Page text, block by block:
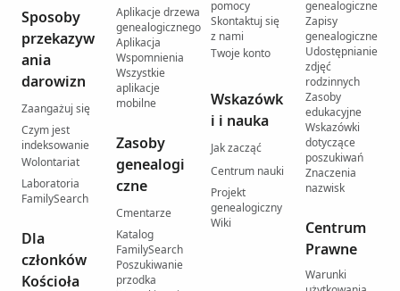
Sposoby
przekazyw
ania
darowizn
Zaangażuj się
Czym jest
indeksowanie
Wolontariat
Laboratoria
FamilySearch
Dla
członków
Kościoła
Aplikacje drzewa
genealogicznego
Aplikacja
Wspomnienia
Wszystkie
aplikacje
mobilne
Zasoby
genealogi
czne
Cmentarze
Katalog
FamilySearch
Poszukiwanie
przodka
pomocy
Skontaktuj się
z nami
Twoje konto
Wskazówk
i i nauka
Jak zacząć
Centrum nauki
Projekt
genealogiczny
Wiki
genealogiczne
Zapisy
genealogiczne
Udostępnianie
zdjęć
rodzinnych
Zasoby
edukacyjne
Wskazówki
dotyczące
poszukiwań
Znaczenia
nazwisk
Centrum
Prawne
Warunki